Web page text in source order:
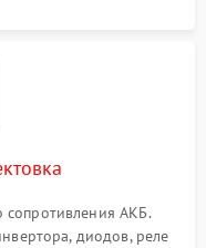
сопротивления АКБ.
диодов, реле